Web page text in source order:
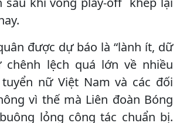
được dự báo là “lành ít, dữ
chênh lệch quá lớn về nhiều
nữ Việt Nam và các đối
vì thế mà Liên đoàn Bóng
lỏng công tác chuẩn bị.